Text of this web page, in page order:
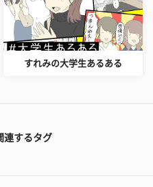
すれみの大学生あるある
連するタグ